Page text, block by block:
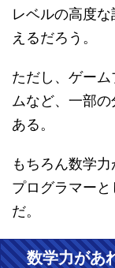
レベルの高度
えるだろう。
ただし、ゲー
ムなど、一部
ある。
もちろん数学
プログラマー
だ。
数学力があ